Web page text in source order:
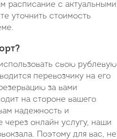
расписание с актуальными
уточнить стоимость
свою рублевую
перевозчику на его
за вами
на стороне вашего
надежность и
через онлайн услугу, наши
Поэтому для вас, не